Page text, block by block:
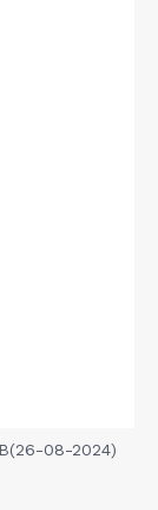
08-2024)